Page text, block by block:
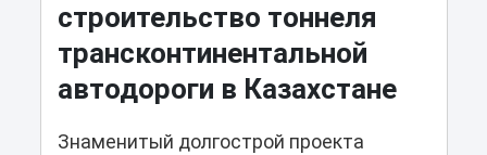
строительство тоннеля
трансконтинентальной
автодороги в Казахстане
Знаменитый долгострой проекта